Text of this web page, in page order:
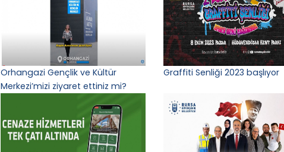
Orhangazi Gençlik ve Kültür
Merkezi’mizi ziyaret ettiniz mi?
Graffiti Senliği 2023 başlıyor